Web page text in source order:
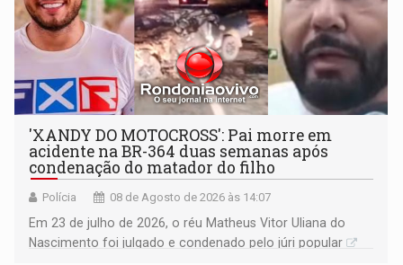
'XANDY DO MOTOCROSS': Pai morre em
acidente na BR-364 duas semanas após
condenação do matador do filho
Polícia 08 de Agosto de 2026 às 14:07
Em 23 de julho de 2026, o réu Matheus Vitor Uliana do
Nascimento foi julgado e condenado pelo júri popular